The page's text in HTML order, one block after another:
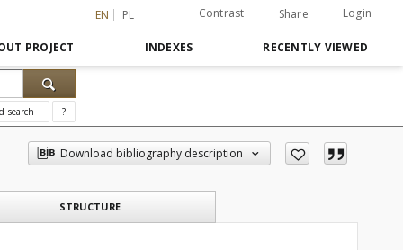
EN PL Contrast Share Login
PROJECT INDEXES RECENTLY VIEWED
search ?
Download bibliography description
STRUCTURE